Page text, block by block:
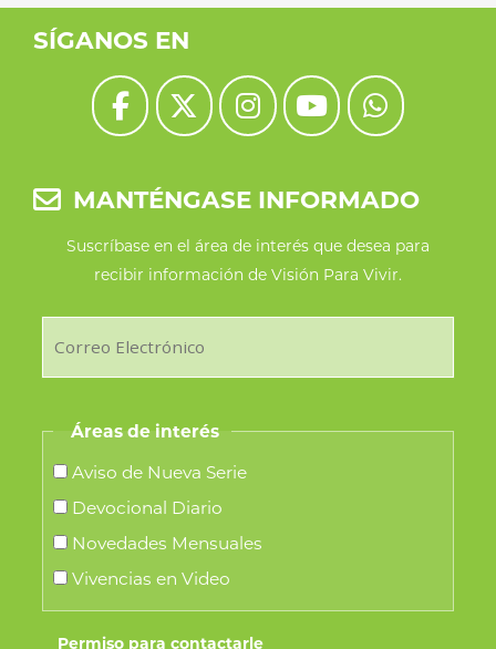
SÍGANOS EN
MANTÉNGASE INFORMADO
Suscríbase en el área de interés que desea para
recibir información de Visión Para Vivir.
Áreas de interés
Aviso de Nueva Serie
Devocional Diario
Novedades Mensuales
Vivencias en Video
Permiso para contactarle